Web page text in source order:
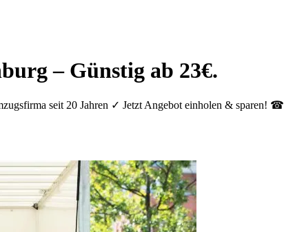
– Günstig ab 23€.
seit 20 Jahren ✓ Jetzt Angebot einholen & sparen! ☎